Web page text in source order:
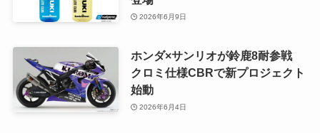
2026年6月9日
ホンダ×サンリオが鈴鹿8耐参戦
クロミ仕様CBRで新プロジェクト
始動
2026年6月4日